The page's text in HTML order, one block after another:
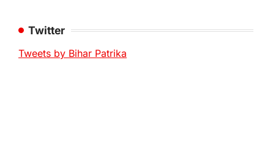
Twitter
Tweets by Bihar Patrika